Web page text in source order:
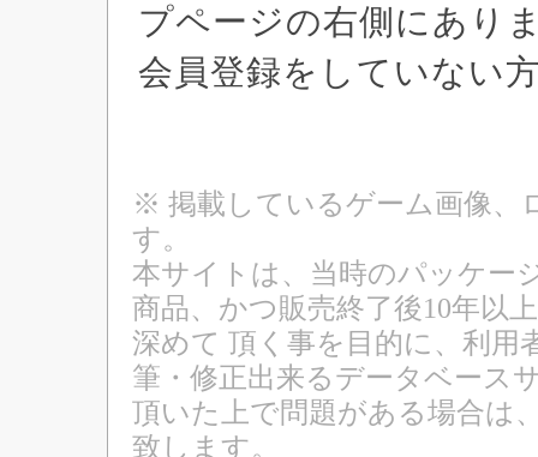
プページの右側にあり
会員登録をしていない
※ 掲載しているゲーム画像、
す。
本サイトは、当時のパッケー
商品、かつ販売終了後10年以
深めて 頂く事を目的に、利用
筆・修正出来るデータベース
頂いた上で問題がある場合は
致します。